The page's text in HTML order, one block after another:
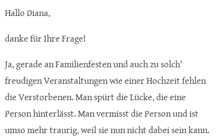
Hallo Diana,
danke für Ihre Frage!
Ja, gerade an Familienfesten und auch zu solch'
freudigen Veranstaltungen wie einer Hochzeit fehlen
die Verstorbenen. Man spürt die Lücke, die eine
Person hinterlässt. Man vermisst die Person und ist
umso mehr traurig, weil sie nun nicht dabei sein kann.